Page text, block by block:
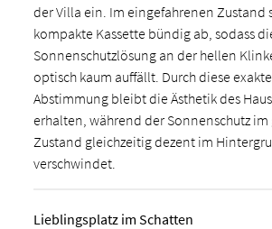
der Villa ein. Im eingefahrenen Zustand
kompakte Kassette bündig ab, sodass
Sonnenschutzlösung an der hellen
optisch kaum auffällt. Durch diese
Abstimmung bleibt die Ästhetik des
erhalten, während der Sonnenschutz im
Zustand gleichzeitig dezent im
verschwindet.
Lieblingsplatz im Schatten